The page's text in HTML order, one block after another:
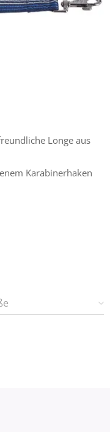
Longe aus
Karabinerhaken